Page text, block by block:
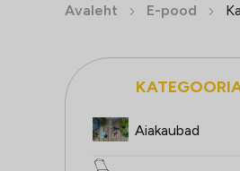
Avaleht E-pood
Aiakaubad